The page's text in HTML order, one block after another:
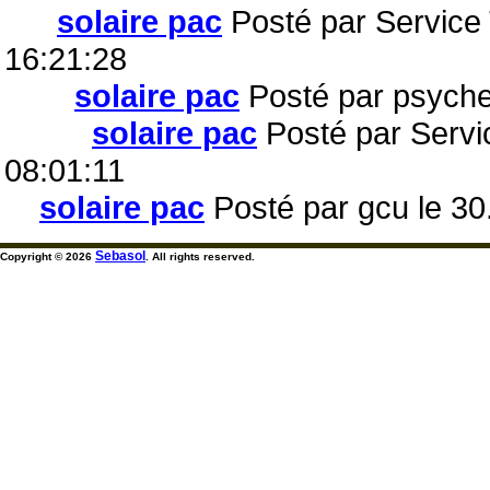
solaire pac Posté par
16:21:28
solaire pac Posté par
solaire pac Posté par
08:01:11
solaire pac Posté par gcu le
Copyright © 2026 Sebasol . All rights reserved.